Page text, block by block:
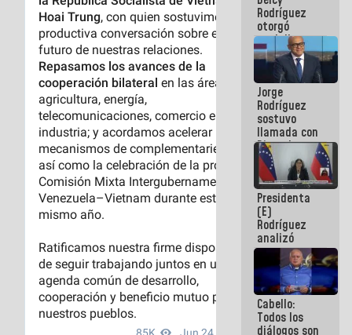
acción
Rodríguez
otorgó
medalla
"Héroe de
Venezuela"
a servidores
públicos
Jorge
Rodríguez
sostuvo
llamada con
Dinorah
Figuera y
acuerdan
primer
encuentro
presencial
para el
diálogo
Presidenta
(E)
Rodríguez
analizó
junto a
gobernadores
planes de
recuperación
del Sistema
Eléctrico
Cabello:
Todos los
diálogos son